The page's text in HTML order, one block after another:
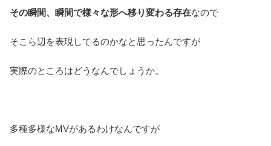
その瞬間、瞬間で様々な形へ移り変わる存在なので
そこら辺を表現してるのかなと思ったんですが
実際のところはどうなんでしょうか。
多種多様なMVがあるわけなんですが